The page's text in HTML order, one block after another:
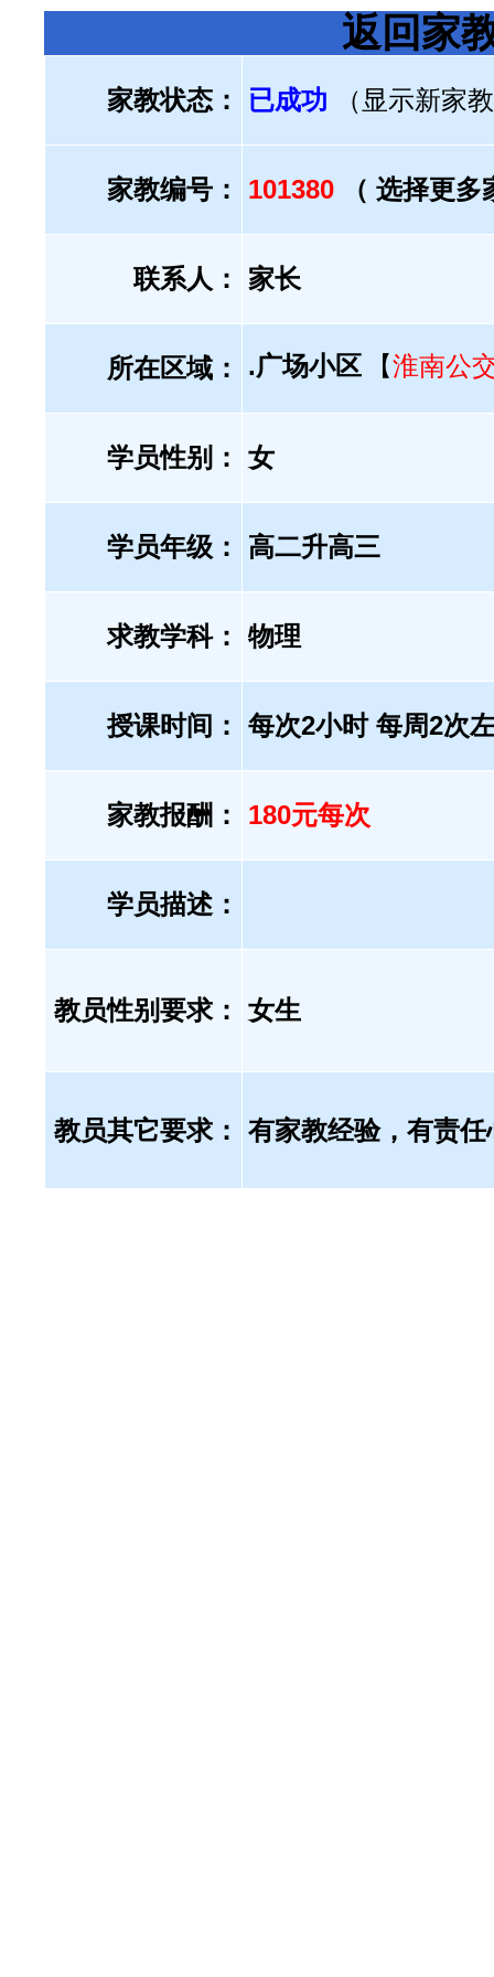
返回家
家教状态： 已成功 （显示新家
家教编号： 101380 （ 选择更
联系人： 家长
所在区域： .广场小区 【淮南公
学员性别： 女
学员年级： 高二升高三
求教学科： 物理
授课时间： 每次2小时 每周2次
家教报酬： 180元每次
学员描述：
教员性别要求： 女生
教员其它要求： 有家教经验，有责任